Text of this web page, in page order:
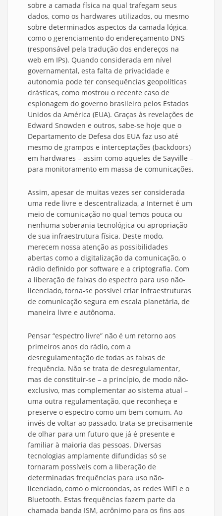
sobre a camada física na qual trafegam seus
dados, como os hardwares utilizados, ou mesmo
sobre determinados aspectos da camada lógica,
como o gerenciamento do endereçamento DNS
(responsável pela tradução dos endereços na
web em IPs). Quando considerada em nível
governamental, esta falta de privacidade e
autonomia pode ter consequências geopolíticas
drásticas, como mostrou o recente caso de
espionagem do governo brasileiro pelos Estados
Unidos da América (EUA). Graças às revelações de
Edward Snowden e outros, sabe-se hoje que o
Departamento de Defesa dos EUA faz uso até
mesmo de grampos e interceptações (backdoors)
em hardwares – assim como aqueles de Sayville –
para monitoramento em massa de comunicações.
Assim, apesar de muitas vezes ser considerada
uma rede livre e descentralizada, a Internet é um
meio de comunicação no qual temos pouca ou
nenhuma soberania tecnológica ou apropriação
de sua infraestrutura física. Deste modo,
merecem nossa atenção as possibilidades
abertas como a digitalização da comunicação, o
rádio definido por software e a criptografia. Com
a liberação de faixas do espectro para uso não-
licenciado, torna-se possível criar infraestruturas
de comunicação segura em escala planetária, de
maneira livre e autônoma.
Pensar “espectro livre” não é um retorno aos
primeiros anos do rádio, com a
desregulamentação de todas as faixas de
frequência. Não se trata de desregulamentar,
mas de constituir-se – a princípio, de modo não-
exclusivo, mas complementar ao sistema atual –
uma outra regulamentação, que reconheça e
preserve o espectro como um bem comum. Ao
invés de voltar ao passado, trata-se precisamente
de olhar para um futuro que já é presente e
familiar à maioria das pessoas. Diversas
tecnologias amplamente difundidas só se
tornaram possíveis com a liberação de
determinadas frequências para uso não-
licenciado, como o microondas, as redes WiFi e o
Bluetooth. Estas frequências fazem parte da
chamada banda ISM, acrônimo para os fins aos